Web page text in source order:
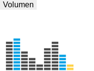
Volumen